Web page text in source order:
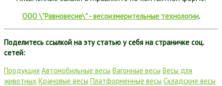
ООО \"Равновесие\" - весоизмерительные технологии.
Поделитесь ссылкой на эту статью у себя на страничке соц.
сетей:
Продукция Автомобильные весы Вагонные весы Весы для
животных Крановые весы Платформенные весы Складские весы